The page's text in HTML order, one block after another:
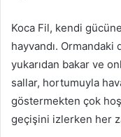
d
e
r
m
Koca Fil, kendi
hayvandı. Ormandaki
yukarıdan bakar ve
sallar, hortumuyla
göstermekten çok
geçişini izlerken her